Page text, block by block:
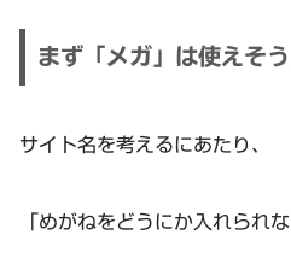
まず「メガ」は使えそ
サイト名を考えるにあたり、
「めがねをどうにか入れられな